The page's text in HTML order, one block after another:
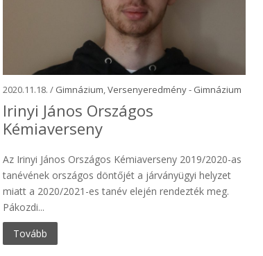
2020.11.18. / Gimnázium,Versenyeredmény - Gimnázium
Irinyi János Országos
Kémiaverseny
Az Irinyi János Országos Kémiaverseny 2019/2020-as
tanévének országos döntőjét a járványügyi helyzet
miatt a 2020/2021-es tanév elején rendezték meg.
Pákozdi...
Tovább